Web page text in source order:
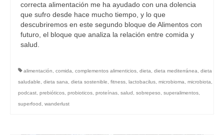
correcta alimentación me ha ayudado con una dolencia
que sufro desde hace mucho tiempo, y lo que
descubriremos en este segundo bloque de Alimentos con
futuro, el bloque que analiza la relación entre comida y
salud.
alimentación, comida, complementos alimenticios, dieta, dieta mediterránea, dieta
saludable, dieta sana, dieta sostenible, fitness, lactobacilus, microbioma, microbiota,
podcast, prebióticos, probioticos, proteínas, salud , sobrepeso, superalimentos,
superfood , wanderlust